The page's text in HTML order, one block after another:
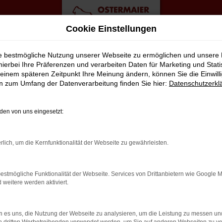
Top Angebote
FÜR HAMBURG GEEIGNET
zusammen. Dies ließe sich natürlich auch für andere Orte
Audi und sind von der Qualität der Fahrzeuge begeistert.
dies, dass jedes Auto in unserer Meisterwerkstatt
von Hamburg lassen. Ohne „Wenn und Aber“.
NETWORK ERROR
Cookie Einstellungen
bestmögliche Nutzung unserer Webseite zu ermöglichen und unsere
Ihre Präferenzen und verarbeiten Daten für Marketing und
späteren Zeitpunkt Ihre Meinung ändern, können Sie die
zum Umfang der Datenverarbeitung finden Sie hier:
von uns eingesetzt:
um die Kernfunktionalität der Webseite zu gewährleisten.
Funktionalität der Webseite. Services von Drittanbietern wie Google
weitere werden aktiviert.
es uns, die Nutzung der Webseite zu analysieren, um die Leistung zu messen